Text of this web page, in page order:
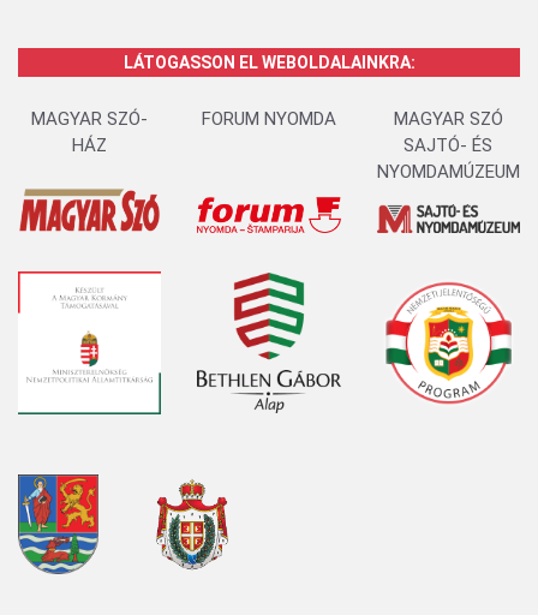
LÁTOGASSON EL WEBOLDALAINKRA:
MAGYAR SZÓ-
HÁZ
FORUM NYOMDA
MAGYAR SZÓ
SAJTÓ- ÉS
NYOMDAMÚZEUM